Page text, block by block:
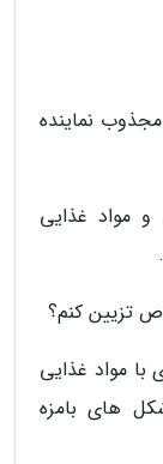
مجذوب نماینده
و مواد غذایی
مواد غذایی
های بامزه